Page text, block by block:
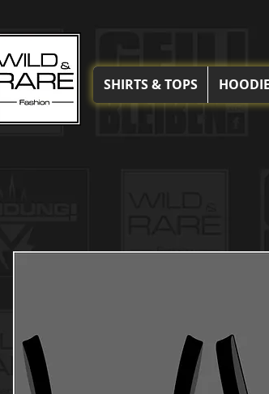
SHIRTS & TOPS